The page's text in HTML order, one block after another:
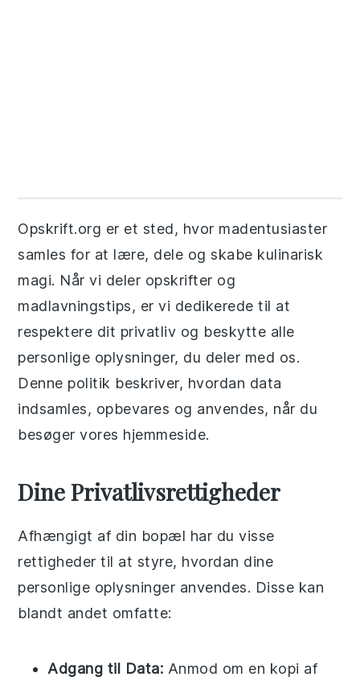
Opskrift.org er et sted, hvor madentusiaster
samles for at lære, dele og skabe kulinarisk
magi. Når vi deler opskrifter og
madlavningstips, er vi dedikerede til at
respektere dit privatliv og beskytte alle
personlige oplysninger, du deler med os.
Denne politik beskriver, hvordan data
indsamles, opbevares og anvendes, når du
besøger vores hjemmeside.
Dine Privatlivsrettigheder
Afhængigt af din bopæl har du visse
rettigheder til at styre, hvordan dine
personlige oplysninger anvendes. Disse kan
blandt andet omfatte:
Adgang til Data: Anmod om en kopi af